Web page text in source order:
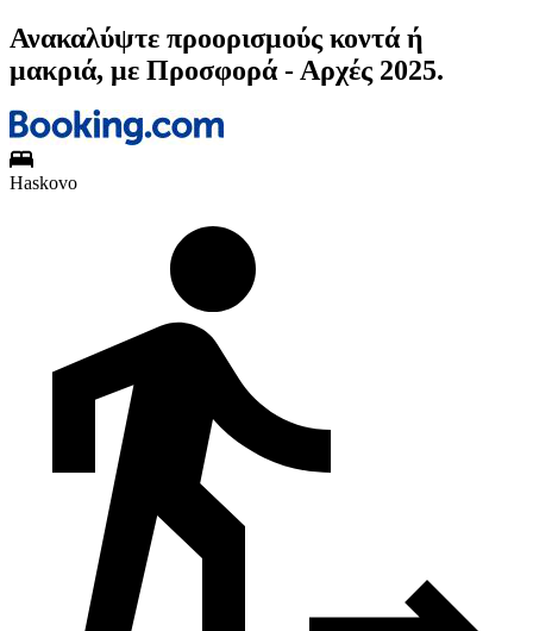
Ανακαλύψτε προορισμούς κοντά ή
μακριά, με Προσφορά - Αρχές 2025.
Haskovo